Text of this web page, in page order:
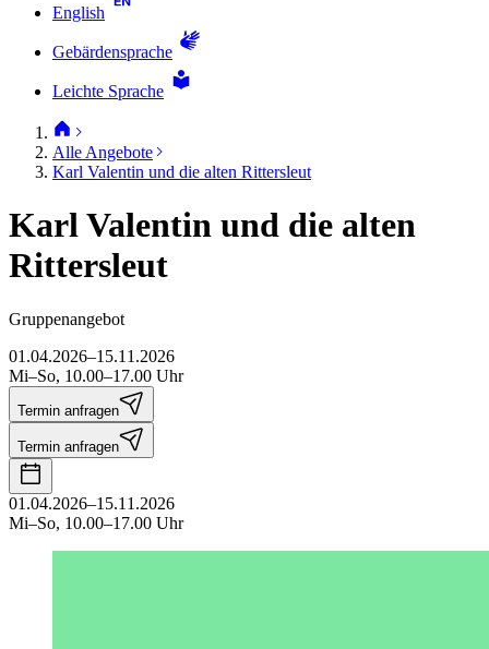
English
Gebärdensprache
Leichte Sprache
Alle Angebote
Karl Valentin und die alten Rittersleut
Karl Valentin und die alten
Rittersleut
Gruppenangebot
01.04.2026–15.11.2026
Mi–So, 10.00–17.00 Uhr
Termin anfragen
Termin anfragen
01.04.2026–15.11.2026
Mi–So, 10.00–17.00 Uhr